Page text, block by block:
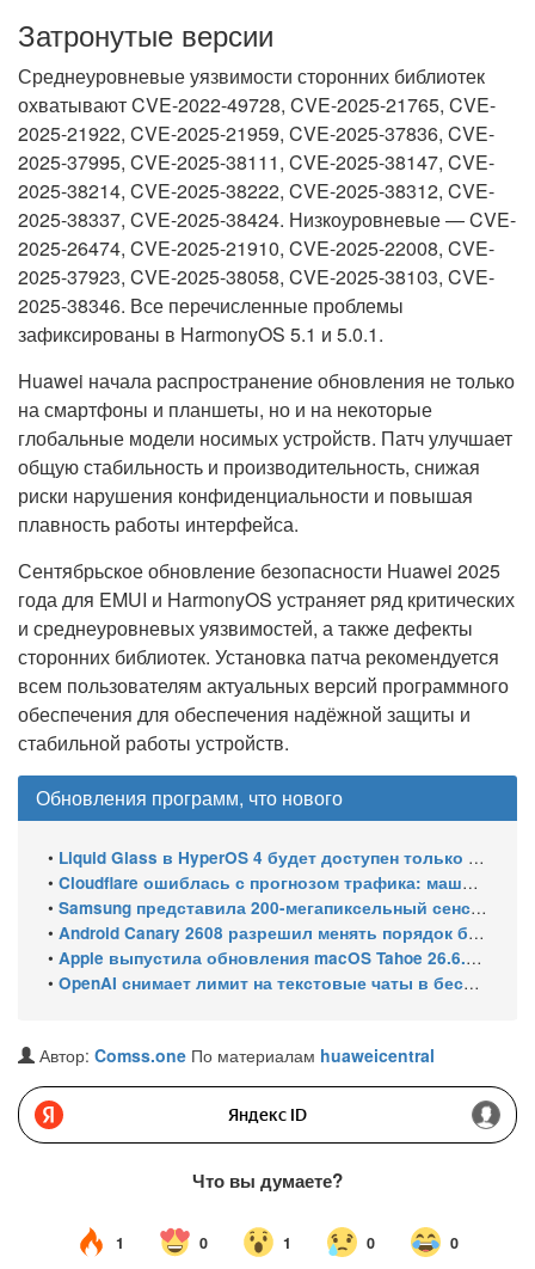
Затронутые версии
Среднеуровневые уязвимости сторонних библиотек
охватывают CVE-2022-49728, CVE-2025-21765, CVE-
2025-21922, CVE-2025-21959, CVE-2025-37836, CVE-
2025-37995, CVE-2025-38111, CVE-2025-38147, CVE-
2025-38214, CVE-2025-38222, CVE-2025-38312, CVE-
2025-38337, CVE-2025-38424. Низкоуровневые — CVE-
2025-26474, CVE-2025-21910, CVE-2025-22008, CVE-
2025-37923, CVE-2025-38058, CVE-2025-38103, CVE-
2025-38346. Все перечисленные проблемы
зафиксированы в HarmonyOS 5.1 и 5.0.1.
Huawei начала распространение обновления не только
на смартфоны и планшеты, но и на некоторые
глобальные модели носимых устройств. Патч улучшает
общую стабильность и производительность, снижая
риски нарушения конфиденциальности и повышая
плавность работы интерфейса.
Сентябрьское обновление безопасности Huawei 2025
года для EMUI и HarmonyOS устраняет ряд критических
и среднеуровневых уязвимостей, а также дефекты
сторонних библиотек. Установка патча рекомендуется
всем пользователям актуальных версий программного
обеспечения для обеспечения надёжной защиты и
стабильной работы устройств.
Обновления программ, что нового
• Liquid Glass в HyperOS 4 будет доступен только на флагманских чипсетах
• Cloudflare ошиблась с прогнозом трафика: машины обошли людей в мае 2026
• Samsung представила 200-мегапиксельный сенсор ISOCELL HPC с DeepPix
• Android Canary 2608 разрешил менять порядок блоков шторки
• Apple выпустила обновления macOS Tahoe 26.6.1, Sequoia 15.7.9 и Sonoma 14.8.9 для устранения уязвимости общего доступа к экрану
• OpenAI снимает лимит на текстовые чаты в бесплатном ChatGPT
Автор: Comss.one По материалам huaweicentral